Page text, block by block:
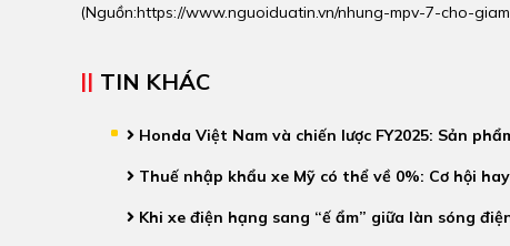
(Nguồn:https://www.nguoiduatin.vn/nhung-mpv-7-cho-
TIN KHÁC
Honda Việt Nam và chiến lược FY2025: Sản
Thuế nhập khẩu xe Mỹ có thể về 0%: Cơ hội
Khi xe điện hạng sang “ế ẩm” giữa làn sóng